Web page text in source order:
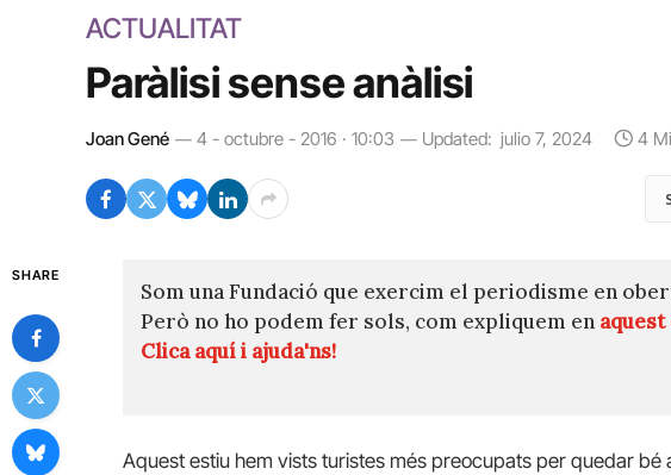
ACTUALITAT
Paràlisi sense anàlisi
Joan Gené 4 - octubre - 2016 · 10:03 Updated: julio 7, 2024 4
SHARE
Som una Fundació que exercim el periodisme en
Però no ho podem fer sols, com expliquem en
Clica aquí i ajuda'ns!
Aquest estiu hem vists turistes més preocupats per quedar bé